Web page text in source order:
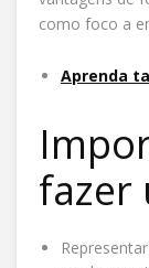
como foco a
Aprenda
fazer